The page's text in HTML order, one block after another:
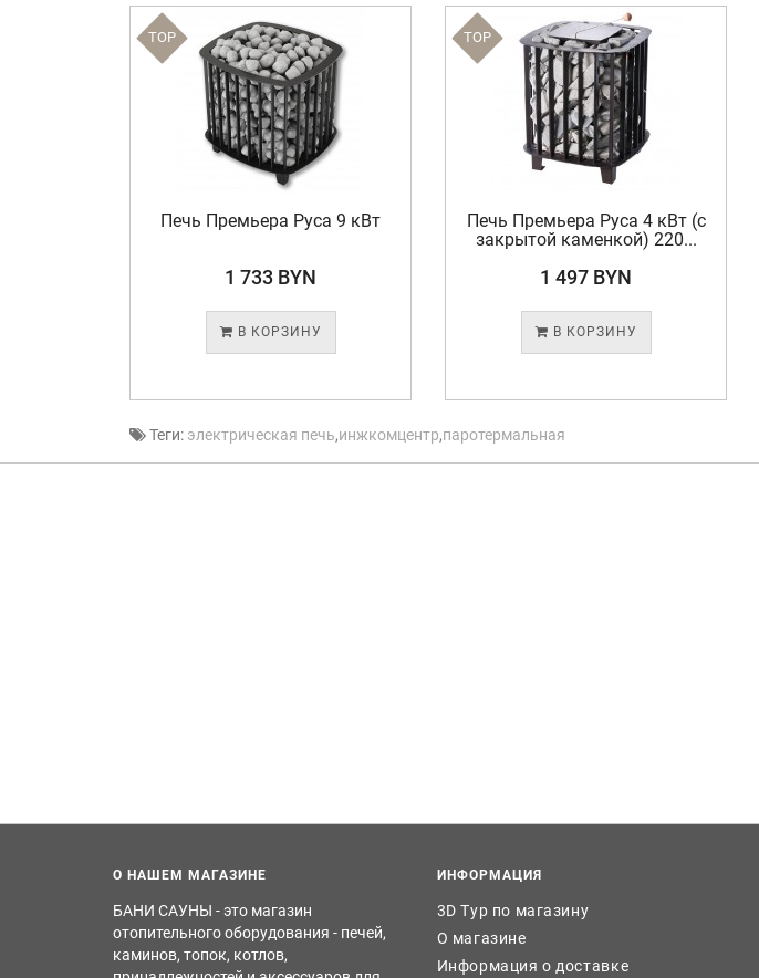
TOP
Печь Премьера Руса 9 кВт
1 733 BYN
В КОРЗИНУ
TOP
Печь Премьера Руса 4 кВт (с
закрытой каменкой) 220...
1 497 BYN
В КОРЗИНУ
Теги: электрическая печь,инжкомцентр,паротермальная
О НАШЕМ МАГАЗИНЕ
БАНИ САУНЫ - это магазин
отопительного оборудования - печей,
каминов, топок, котлов,
ИНФОРМАЦИЯ
3D Тур по магазину
О магазине
Информация о доставке